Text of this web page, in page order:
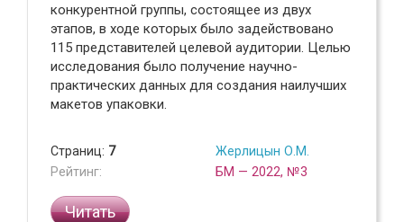
конкурентной группы, состоящее из двух
этапов, в ходе которых было задействовано
115 представителей целевой аудитории. Целью
исследования было получение научно-
практических данных для создания наилучших
макетов упаковки.
Страниц: 7
Рейтинг:
Жерлицын О.М.
БМ — 2022, №3
Читать